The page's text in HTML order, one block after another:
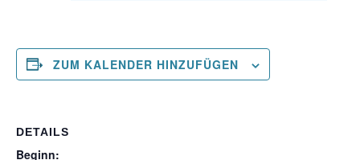
ZUM KALENDER HINZUFÜGEN
DETAILS
Beginn: